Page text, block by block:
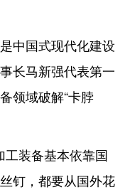
中国式现代化建设
长马新强代表第一
领域破解“卡脖
装备基本依靠国
钉，都要从国外花